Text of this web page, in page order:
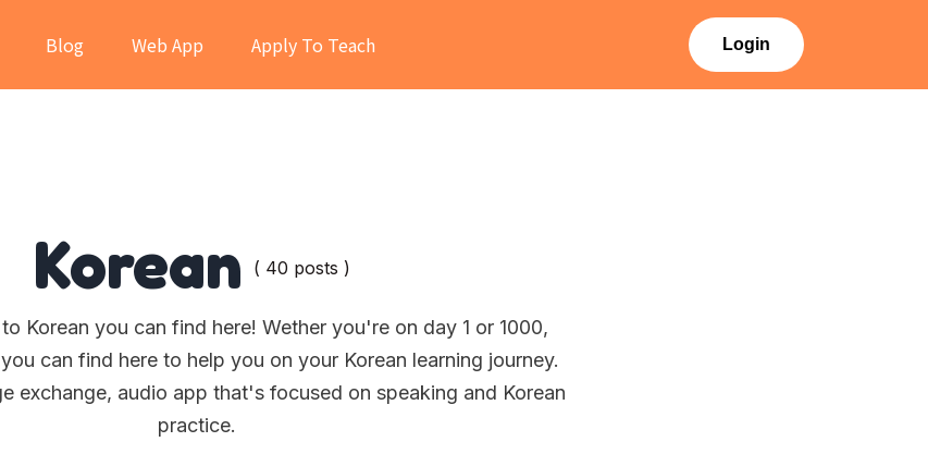
Blog Web App Apply To Teach Login
Korean ( 40 posts )
Korean you can find here! Wether you're on day 1 or 1000,
can find here to help you on your Korean learning journey.
exchange, audio app that's focused on speaking and Korean
practice.